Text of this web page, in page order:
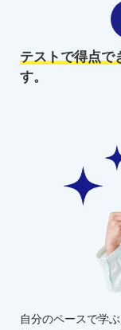
テストで得点で
す。
自分のペースで学